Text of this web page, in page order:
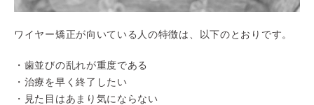
ワイヤー矯正が向いている人の特徴は、以下のとおりです。
・歯並びの乱れが重度である
・治療を早く終了したい
・見た目はあまり気にならない